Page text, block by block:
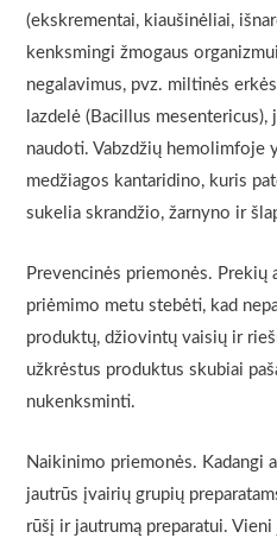
(ekskrementai, kiaušinėliai,
kenksmingi žmogaus
negalavimus, pvz. miltinės
lazdelė (Bacillus
naudoti. Vabzdžių hemolimfoje
medžiagos kantaridino, kuris
sukelia skrandžio, žarnyno ir
Prevencinės priemonės. Prekių
priėmimo metu stebėti, kad
produktų, džiovintų vaisių ir
užkrėstus produktus skubiai
nukenksminti.
Naikinimo priemonės. Kadangi
jautrūs įvairių grupių
rūšį ir jautrumą preparatui.